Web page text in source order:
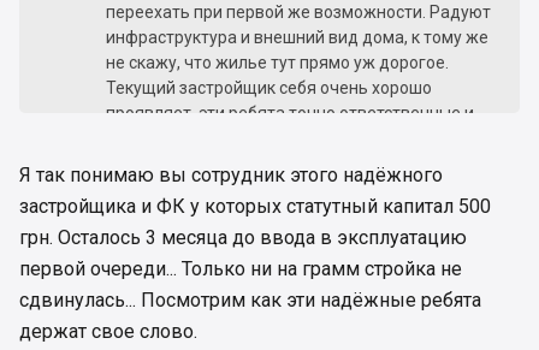
переехать при первой же возможности. Радуют
инфраструктура и внешний вид дома, к тому же
не скажу, что жилье тут прямо уж дорогое.
Текущий застройщик себя очень хорошо
проявляет, эти ребята точно ответственные и
Я так понимаю вы сотрудник этого надёжного
застройщика и ФК у которых статутный капитал 500
грн. Осталось 3 месяца до ввода в эксплуатацию
первой очереди... Только ни на грамм стройка не
сдвинулась... Посмотрим как эти надёжные ребята
держат свое слово.